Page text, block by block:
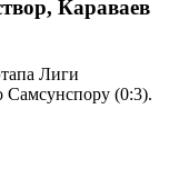
Караваев
Лиги
(0:3).